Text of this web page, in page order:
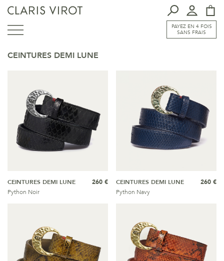
PAYEZ EN 4 FOIS
SANS FRAIS
CEINTURES DEMI LUNE
CEINTURES DEMI LUNE
Python Noir
260 €
CEINTURES DEMI LUNE
Python Navy
260 €